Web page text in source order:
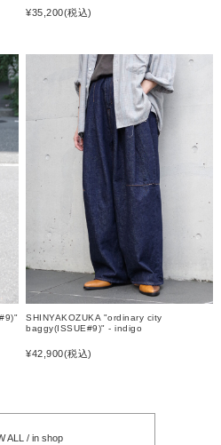
¥35,200(税込)
SHINYAKOZUKA "ordinary city
baggy(ISSUE#9)" - indigo
¥42,900(税込)
ALL / in shop